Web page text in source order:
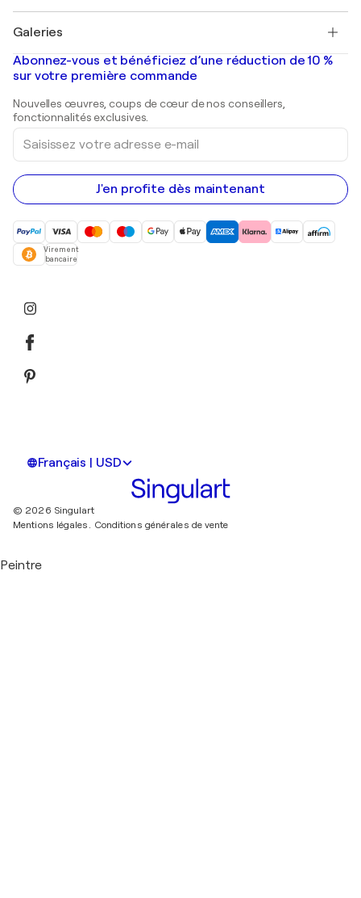
Banksy
Mr. Brainwash
Shepard Fairey
Tableaux abstraits à vendre
Peintures de paysage
Estampes
Peintures acryliques
Galeries
Galeries d'art en France
Galeries d'art en Belgique
Abonnez-vous et bénéficiez d’une réduction de 10 %
sur votre première commande
Nouvelles œuvres, coups de cœur de nos conseillers,
fonctionnalités exclusives.
Saisissez
votre
adresse
e-
mail
J'en profite dès maintenant
Virement
bancaire
Français | USD
© 2026 Singulart
Mentions légales. Conditions générales de vente
Peintre